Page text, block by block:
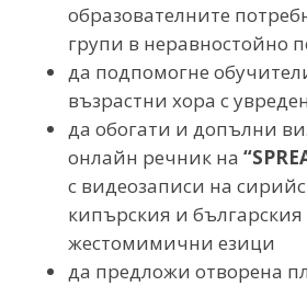
образователните
групи в неравностойно
да подпомогне
възрастни хора с
да обогати и допълни
онлайн речник на
с видеозаписи на
кипърския и българския
жестомимични езици
да предложи отворена